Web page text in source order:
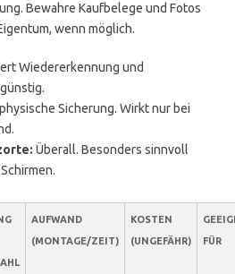
Bewahre Kaufbelege und Fotos
wenn möglich.
Wiedererkennung und
Sicherung. Wirkt nur bei
Überall. Besonders sinnvoll
AUFWAND
(MONTAGE/ZEIT)
KOSTEN
(UNGEFÄHR)
FÜR